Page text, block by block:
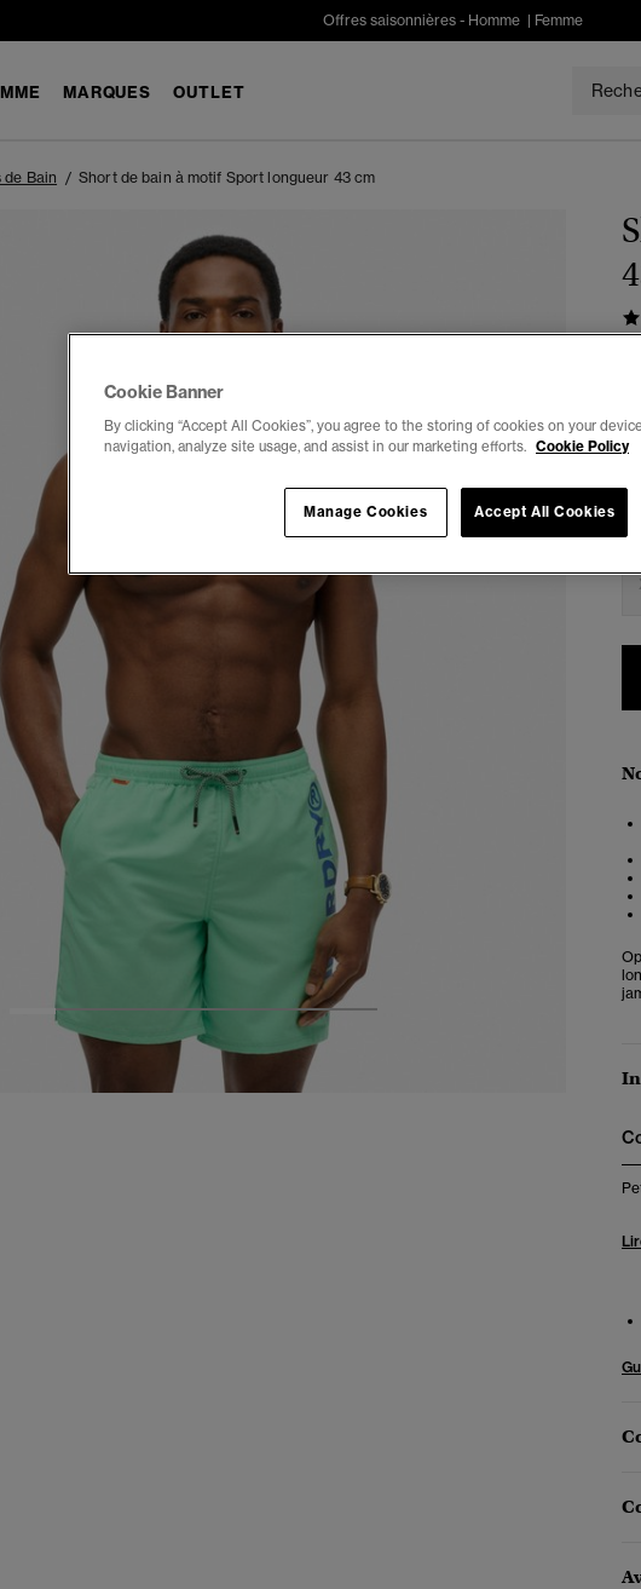
Offres saisonnières - Homme| Femme
MARQUES OUTLET
de Bain Short de bain à motif Sport longueur 43 cm
7
Cookie Banner
By clicking “Accept All Cookies”, you agree to the storing of cookies on your
navigation, analyze site usage, and assist in our marketing efforts. Cookie Policy
Accept All Cookies
Manage Cookies